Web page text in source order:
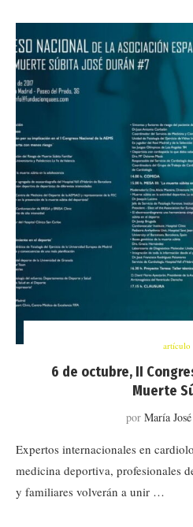
artículo
6 de octubre, II
Muerte
por María
Expertos internacionales en
medicina deportiva, profesionales
y familiares volverán a unir …